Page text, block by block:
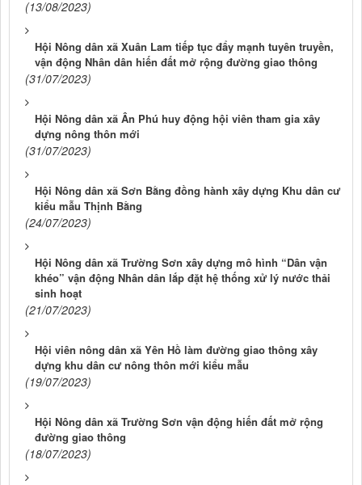
(13/08/2023)
Hội Nông dân xã Xuân Lam tiếp tục đẩy mạnh tuyên truyền,
vận động Nhân dân hiến đất mở rộng đường giao thông
(31/07/2023)
Hội Nông dân xã Ân Phú huy động hội viên tham gia xây
dựng nông thôn mới
(31/07/2023)
Hội Nông dân xã Sơn Bằng đồng hành xây dựng Khu dân cư
kiểu mẫu Thịnh Bằng
(24/07/2023)
Hội Nông dân xã Trường Sơn xây dựng mô hình “Dân vận
khéo” vận động Nhân dân lắp đặt hệ thống xử lý nước thải
sinh hoạt
(21/07/2023)
Hội viên nông dân xã Yên Hồ làm đường giao thông xây
dựng khu dân cư nông thôn mới kiểu mẫu
(19/07/2023)
Hội Nông dân xã Trường Sơn vận động hiến đất mở rộng
đường giao thông
(18/07/2023)